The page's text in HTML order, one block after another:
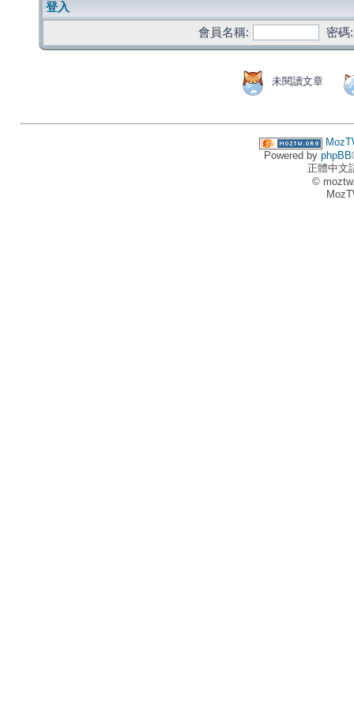
登入
會員名稱:
密碼:
未閱讀文章
Powered by phpBB
正體中文
©